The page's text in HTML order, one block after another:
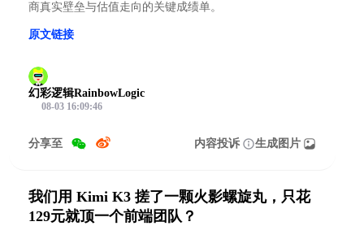
商真实壁垒与估值走向的关键成绩单。
原文链接
幻彩逻辑RainbowLogic
08-03 16:09:46
分享至 内容投诉 生成图片
我们用 Kimi K3 搓了一颗火影螺旋丸，只花
129元就顶一个前端团队？